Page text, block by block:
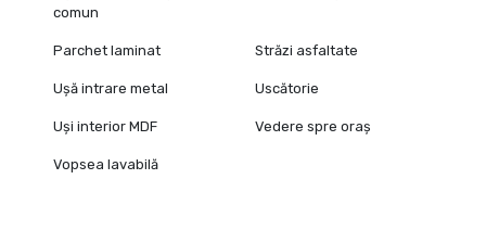
comun
Parchet laminat Străzi asfaltate
Ușă intrare metal Uscătorie
Uși interior MDF Vedere spre oraș
Vopsea lavabilă